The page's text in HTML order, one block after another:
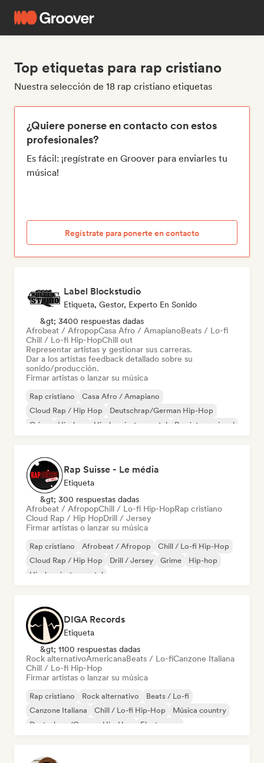
Top etiquetas para rap cristiano
Nuestra selección de 18 rap cristiano etiquetas
¿Quiere ponerse en contacto con estos
profesionales?
Es fácil: ¡regístrate en Groover para enviarles tu
música!
Regístrate para ponerte en contacto
Label Blockstudio
Etiqueta, Gestor, Experto En Sonido
&gt; 3400 respuestas dadas
Afrobeat / AfropopCasa Afro / AmapianoBeats / Lo-fi
Chill / Lo-fi Hip-HopChill out
Representar artistas y gestionar sus carreras.
Dar a los artistas feedback detallado sobre su
sonido/producción.
Firmar artistas o lanzar su música
Rap cristiano
Casa Afro / Amapiano
Cloud Rap / Hip Hop
Deutschrap/German Hip-Hop
Grime
Hip-hop Hip-hop instrumental Rap internacional
Rap Suisse - Le média
Etiqueta
&gt; 300 respuestas dadas
Afrobeat / AfropopChill / Lo-fi Hip-HopRap cristiano
Cloud Rap / Hip HopDrill / Jersey
Firmar artistas o lanzar su música
Rap cristiano Afrobeat / Afropop
Chill / Lo-fi Hip-Hop
Cloud Rap / Hip Hop
Drill / Jersey Grime
Hip-hop
Hip-hop instrumental
DIGA Records
Etiqueta
&gt; 1100 respuestas dadas
Rock alternativoAmericanaBeats / Lo-fiCanzone Italiana
Chill / Lo-fi Hip-Hop
Firmar artistas o lanzar su música
Rap cristiano Rock alternativo
Beats / Lo-fi
Canzone Italiana
Chill / Lo-fi Hip-Hop
Música country
Deutschrap/German Hip-Hop
Electropop